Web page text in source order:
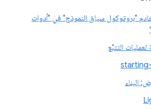
"بروتوكول سياق النموذج" في "أدوات
التتبُّع
البناء